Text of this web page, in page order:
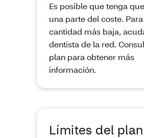
Es posible que tenga
una parte del coste.
cantidad más baja,
dentista de la red.
plan para obtener más
información.
Límites del